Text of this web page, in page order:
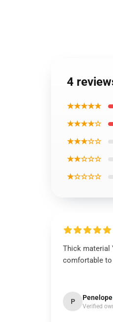
4
★★★★★
★★★★☆
★★★☆☆
★★☆☆☆
★☆☆☆☆
Thick material
comfortable to
P Penelope
Verified